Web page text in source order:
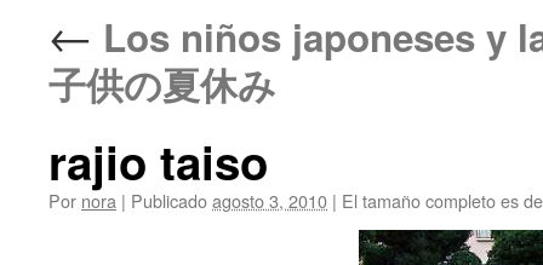
← Los niños japoneses y
子供の夏休み
rajio taiso
Por nora | Publicadoagosto 3, 2010 | El tamaño completo es